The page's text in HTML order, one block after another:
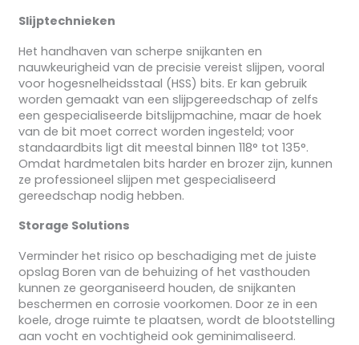
Slijptechnieken
Het handhaven van scherpe snijkanten en
nauwkeurigheid van de precisie vereist slijpen, vooral
voor hogesnelheidsstaal (HSS) bits. Er kan gebruik
worden gemaakt van een slijpgereedschap of zelfs
een gespecialiseerde bitslijpmachine, maar de hoek
van de bit moet correct worden ingesteld; voor
standaardbits ligt dit meestal binnen 118° tot 135°.
Omdat hardmetalen bits harder en brozer zijn, kunnen
ze professioneel slijpen met gespecialiseerd
gereedschap nodig hebben.
Storage Solutions
Verminder het risico op beschadiging met de juiste
opslag Boren van de behuizing of het vasthouden
kunnen ze georganiseerd houden, de snijkanten
beschermen en corrosie voorkomen. Door ze in een
koele, droge ruimte te plaatsen, wordt de blootstelling
aan vocht en vochtigheid ook geminimaliseerd.